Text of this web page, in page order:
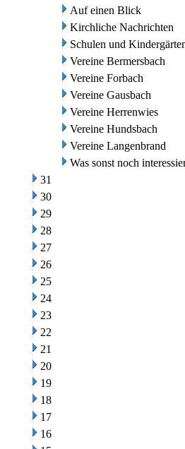
Auf einen Blick
Kirchliche Nachrichten
Schulen und
Vereine Bermersbach
Vereine Forbach
Vereine Gausbach
Vereine Herrenwies
Vereine Hundsbach
Vereine Langenbrand
Was sonst noch
31
30
29
28
27
26
25
24
23
22
21
20
19
18
17
16